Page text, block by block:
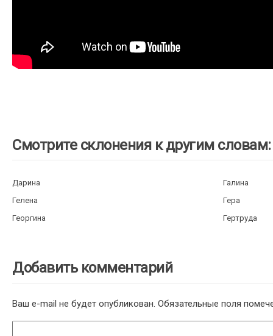
Смотрите склонения к другим словам:
Дарина
Галина
Гелена
Гера
Георгина
Гертруда
Добавить комментарий
Ваш e-mail не будет опубликован. Обязательные поля